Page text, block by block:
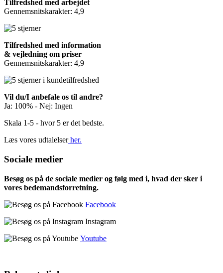
Tilfredshed med arbejdet
Gennemsnitskarakter: 4,9
Tilfredshed med information
& vejledning om priser
Gennemsnitskarakter: 4,9
Vil du/I anbefale os til andre?
Ja: 100% - Nej: Ingen
Skala 1-5 - hvor 5 er det bedste.
Læs vores udtalelserher.
Sociale medier
Besøg os på de sociale medier og følg med i, hvad der sker i
vores bedemandsforretning.
Facebook
Instagram
Youtube